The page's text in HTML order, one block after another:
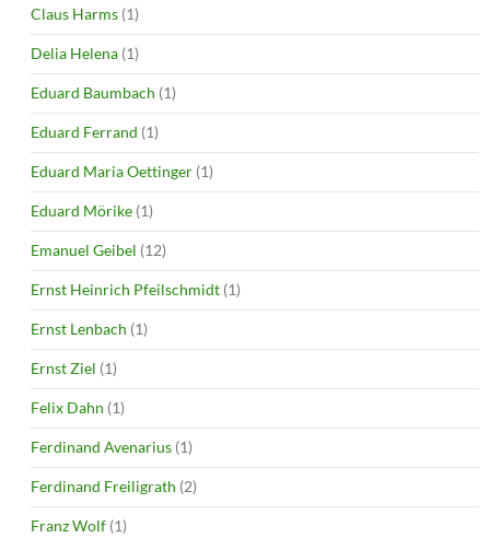
Claus Harms (1)
Delia Helena (1)
Eduard Baumbach (1)
Eduard Ferrand (1)
Eduard Maria Oettinger (1)
Eduard Mörike (1)
Emanuel Geibel (12)
Ernst Heinrich Pfeilschmidt (1)
Ernst Lenbach (1)
Ernst Ziel (1)
Felix Dahn (1)
Ferdinand Avenarius (1)
Ferdinand Freiligrath (2)
Franz Wolf (1)